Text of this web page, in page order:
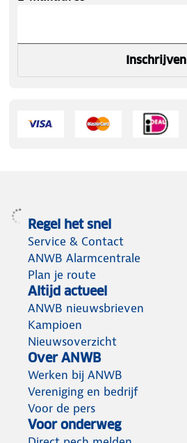
Inschrijven
Regel het snel
Service & Contact
ANWB Alarmcentrale
Plan je route
Altijd actueel
ANWB nieuwsbrieven
Kampioen
Nieuwsoverzicht
Over ANWB
Werken bij ANWB
Vereniging en bedrijf
Voor de pers
Voor onderweg